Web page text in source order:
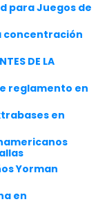
para Juegos de
concentración
DE LA
reglamento en
en
Yorman
en